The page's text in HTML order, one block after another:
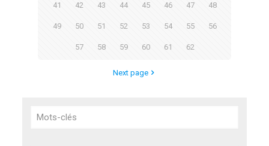
41 42 43 44 45 46 47 48
49 50 51 52 53 54 55 56
57 58 59 60 61 62
Next page